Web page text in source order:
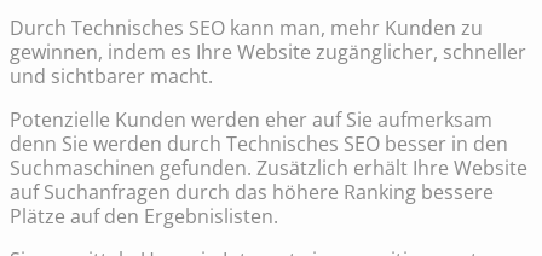
Durch Technisches SEO kann man, mehr Kunden zu
gewinnen, indem es Ihre Website zugänglicher, schneller
und sichtbarer macht.
Potenzielle Kunden werden eher auf Sie aufmerksam
denn Sie werden durch Technisches SEO besser in den
Suchmaschinen gefunden. Zusätzlich erhält Ihre Website
auf Suchanfragen durch das höhere Ranking bessere
Plätze auf den Ergebnislisten.